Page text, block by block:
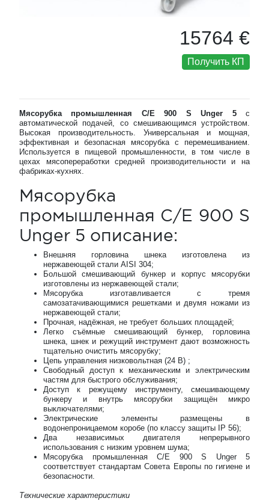
15764 €
Получить КП
Мясорубка промышленная C/E 900 S Unger 5с
автоматической подачей, со смешивающимся устройством.
Высокая производительность. Универсальная и мощная,
эффективная и безопасная мясорубка с перемешиванием.
Используется в пищевой промышленности, в том числе в
цехах мясопереработки средней производительности и на
фабриках-кухнях.
Мясорубка
промышленная C/E 900 S
Unger 5 описание:
Внешняя горловина шнека изготовлена из
нержавеющей стали AISI 304;
Большой смешивающий бункер и корпус мясорубки
изготовлены из нержавеющей стали;
Мясорубка изготавливается с тремя
самозатачивающимися решетками и двумя ножами из
нержавеющей стали;
Прочная, надёжная, не требует больших площадей;
Легко съёмные смешивающий бункер, горловина
шнека, шнек и режущий инструмент дают возможность
тщательно очистить мясорубку;
Цепь управления низковольтная (24 В) ;
Свободный доступ к механическим и электрическим
частям для быстрого обслуживания;
Доступ к режущему инструменту, смешивающему
бункеру и внутрь мясорубки защищён микро
выключателями;
Электрические элементы размещены в
водонепроницаемом коробе (по классу защиты IP 56);
Два независимых двигателя непрерывного
использования с низким уровнем шума;
Мясорубка промышленная C/E 900 S Unger 5
соответствует стандартам Совета Европы по гигиене и
безопасности.
Технические характеристики